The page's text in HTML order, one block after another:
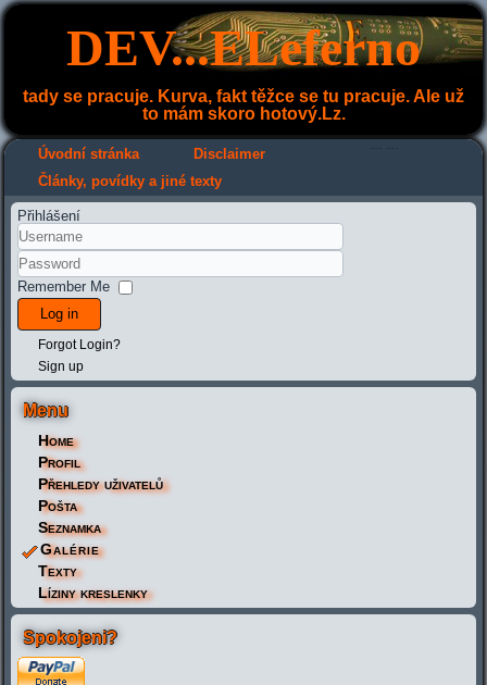
DEV...ELeferno
tady se pracuje. Kurva, fakt těžce se tu pracuje. Ale už
to mám skoro hotový.Lz.
Úvodní stránka Disclaimer
Články, povídky a jiné texty
Přihlášení
Remember Me
Log in
Forgot Login?
Sign up
Menu
Home
Profil
Přehledy uživatelů
Pošta
Seznamka
Galérie
Texty
Líziny kreslenky
Spokojeni?